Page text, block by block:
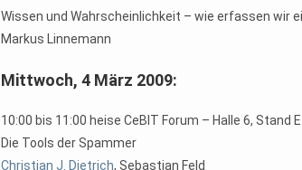
Wissen und Wahrscheinlichkeit – wie erfassen wir
Markus Linnemann
Mittwoch, 4 März 2009:
10:00 bis 11:00 heise CeBIT Forum – Halle 6, Stand
Die Tools der Spammer
Christian J. Dietrich, Sebastian Feld